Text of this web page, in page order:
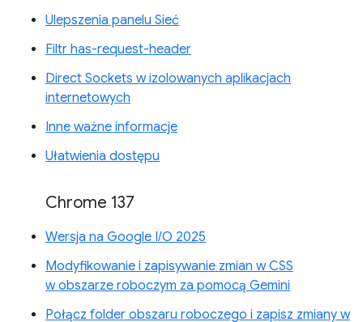
Ulepszenia panelu Sieć
Filtr has-request-header
Direct Sockets w izolowanych aplikacjach
internetowych
Inne ważne informacje
Ułatwienia dostępu
Chrome 137
Wersja na Google I/O 2025
Modyfikowanie i zapisywanie zmian w CSS
w obszarze roboczym za pomocą Gemini
Połącz folder obszaru roboczego i zapisz zmiany w